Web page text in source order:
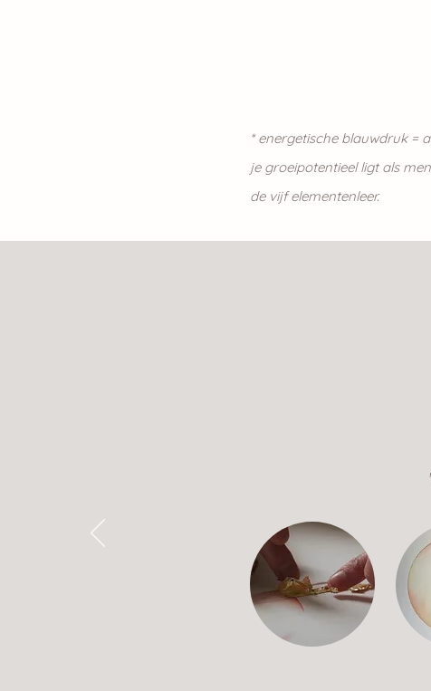
* energetischeblauwdruk =
je groeipotentieel ligt als
de vijf elementenleer.